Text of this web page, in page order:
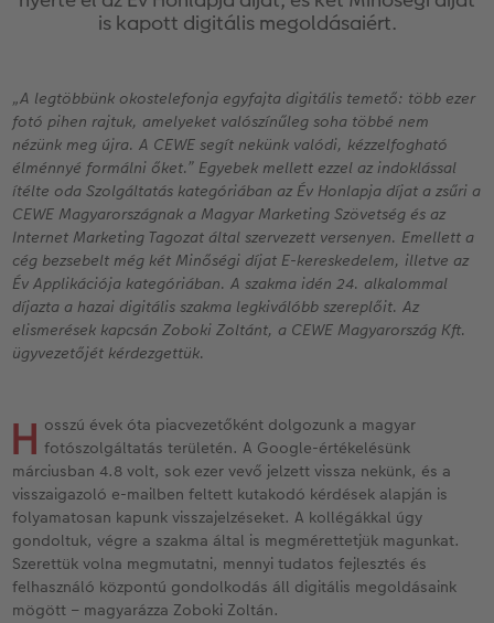
Vásárlói mintakönyvek
Kids CEWE FOTÓKÖNYV
Art Collection CEWE FOTÓKÖNYV
Kiegészítők
CEWE myPhotos
Matt Prints
Prémium poszter
Art Prints
Fotókidolgozás normál
Fényképtároló dobozok
Fotócsomagok
Azonnali fotókidolgozás
Matrica nyomtatás azonnal
Kiegészítők
CEWE myPhotos
Direkt nyomtatású alufotó
Habkarton
Esküvői köszöntő tábla
Poszterléc
Hexxas
Fafotó
Fotókollázsok
Fotószalag
XXL Retró fotó
Kiegészítők
Üdvözlőkártyák
Iskolaszer és irodaszer
Fényképes ajándékdobozok
Textíliák
Art Prints
Fényképes naptárak
CEWE myPhotos
Kiegészítők
CEWE PHOTO AWARD FOTÓPÁLYÁZAT
Hogyan készíts jobb képeket a
Híreink
CEWE sztorik
Egyedi ajándékötletek
Ajándékötletek szeretteinek
Esküvő
CEWE myPhotos
is kapott digitális megoldásaiért.
„A legtöbbünk okostelefonja egyfajta digitális temető: több ezer
fotó pihen rajtuk, amelyeket valószínűleg soha többé nem
nézünk meg újra. A CEWE segít nekünk valódi, kézzelfogható
élménnyé formálni őket.” Egyebek mellett ezzel az indoklással
ítélte oda Szolgáltatás kategóriában az Év Honlapja díjat a zsűri a
CEWE Magyarországnak a Magyar Marketing Szövetség és az
Internet Marketing Tagozat által szervezett versenyen. Emellett a
cég bezsebelt még két Minőségi díjat E-kereskedelem, illetve az
Év Applikációja kategóriában. A szakma idén 24. alkalommal
díjazta a hazai digitális szakma legkiválóbb szereplőit. Az
elismerések kapcsán Zoboki Zoltánt, a CEWE Magyarország Kft.
ügyvezetőjét kérdezgettük.
H osszú évek óta piacvezetőként dolgozunk a magyar
fotószolgáltatás területén. A Google-értékelésünk
márciusban 4.8 volt, sok ezer vevő jelzett vissza nekünk, és a
visszaigazoló e-mailben feltett kutakodó kérdések alapján is
folyamatosan kapunk visszajelzéseket. A kollégákkal úgy
gondoltuk, végre a szakma által is megmérettetjük magunkat.
Szerettük volna megmutatni, mennyi tudatos fejlesztés és
felhasználó központú gondolkodás áll digitális megoldásaink
mögött – magyarázza Zoboki Zoltán.